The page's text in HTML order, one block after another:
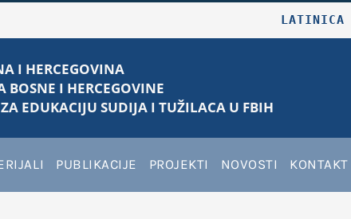
LATINICA
I HERCEGOVINA
BOSNE I HERCEGOVINE
EDUKACIJU SUDIJA I TUŽILACA U FBIH
PUBLIKACIJE PROJEKTI NOVOSTI KONTAKT